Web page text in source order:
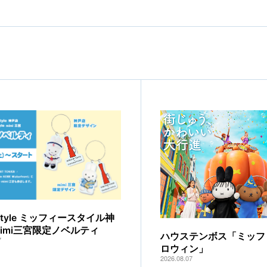
ミッフィースタイル神
三宮限定ノベルティ
ハウステンボス「ミッ
ロウィン」
2026.08.07